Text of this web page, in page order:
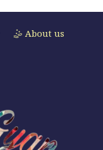
🤹 About us